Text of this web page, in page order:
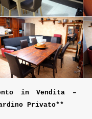
in Vendita –
Privato**